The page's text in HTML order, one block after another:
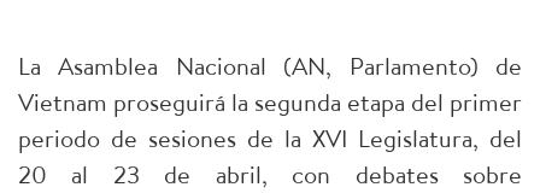
La Asamblea Nacional (AN, Parlamento) de
Vietnam proseguirá la segunda etapa del primer
periodo de sesiones de la XVI Legislatura, del
20 al 23 de abril, con debates sobre